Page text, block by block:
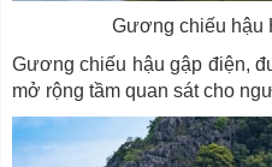
Gương chiếu hậu
Gương chiếu hậu gập điện,
mở rộng tầm quan sát cho